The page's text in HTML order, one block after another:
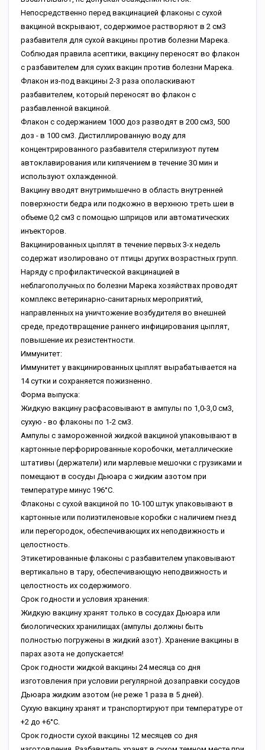
Непосредственно перед вакцинацией флаконы с сухой
вакциной вскрывают, содержимое растворяют в 2 см3
разбавителя для сухой вакцины против болезни Марека.
Соблюдая правила асептики, вакцину переносят во флакон
с разбавителем для сухих вакцин против болезни Марека.
Флакон из-под вакцины 2-3 раза ополаскивают
разбавителем, который переносят во флакон с
разбавленной вакциной.
Флакон с содержанием 1000 доз разводят в 200 см3, 500
доз - в 100 см3. Дистиллированную воду для
концентрированного разбавителя стерилизуют путем
автоклавирования или кипячением в течение 30 мин и
используют охлажденной.
Вакцину вводят внутримышечно в область внутренней
поверхности бедра или подкожно в верхнюю треть шеи в
объеме 0,2 см3 с помощью шприцов или автоматических
инъекторов.
Вакцинированных цыплят в течение первых 3-х недель
содержат изолировано от птицы других возрастных групп.
Наряду с профилактической вакцинацией в
неблагополучных по болезни Марека хозяйствах проводят
комплекс ветеринарно-санитарных мероприятий,
направленных на уничтожение возбудителя во внешней
среде, предотвращение раннего инфицирования цыплят,
повышение их резистентности.
Иммунитет:
Иммунитет у вакцинированных цыплят вырабатывается на
14 сутки и сохраняется пожизненно.
Форма выпуска:
Жидкую вакцину расфасовывают в ампулы по 1,0-3,0 см3,
сухую - во флаконы по 1-2 см3.
Ампулы с замороженной жидкой вакциной упаковывают в
картонные перфорированные коробочки, металлические
штативы (держатели) или марлевые мешочки с грузиками и
помещают в сосуды Дьюара с жидким азотом при
температуре минус 196°С.
Флаконы с сухой вакциной по 10-100 штук упаковывают в
картонные или полиэтиленовые коробки с наличием гнезд
или перегородок, обеспечивающих их неподвижность и
целостность.
Этикетированные флаконы с разбавителем упаковывают
вертикально в тару, обеспечивающую неподвижность и
целостность их содержимого.
Срок годности и условия хранения:
Жидкую вакцину хранят только в сосудах Дьюара или
биологических хранилищах (ампулы должны быть
полностью погружены в жидкий азот). Хранение вакцины в
парах азота не допускается!
Срок годности жидкой вакцины 24 месяца со дня
изготовления при условии регулярной дозаправки сосудов
Дьюара жидким азотом (не реже 1 раза в 5 дней).
Сухую вакцину хранят и транспортируют при температуре от
+2 до +6°С.
Срок годности сухой вакцины 12 месяцев со дня